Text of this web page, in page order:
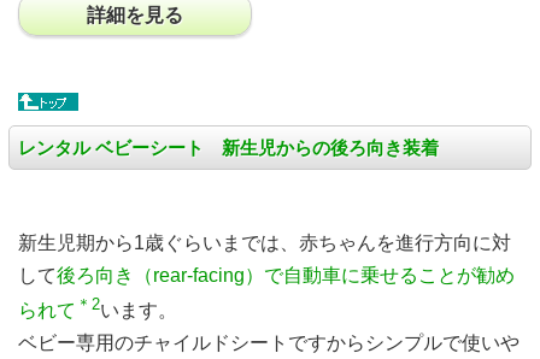
詳細を見る
レンタル ベビーシート 新生児からの後ろ向き装着
新生児期から1歳ぐらいまでは、赤ちゃんを進行方向に対
して後ろ向き（rear-facing）で自動車に乗せることが勧め
られて ＊2います。
ベビー専用のチャイルドシートですからシンプルで使いや